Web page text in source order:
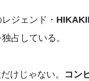
ジェンド・
占している。
けじゃない。 コン